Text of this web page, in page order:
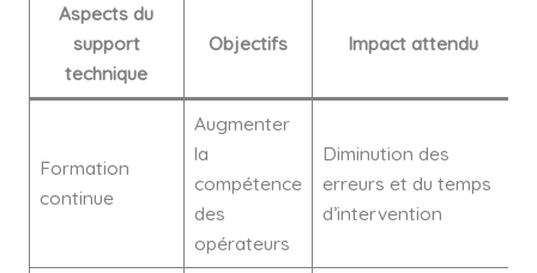
Aspects du
support
technique
Objectifs Impact attendu
Formation
continue
Augmenter
la
compétence
des
opérateurs
Diminution des
erreurs et du temps
d’intervention